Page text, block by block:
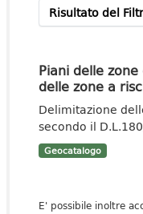
Risultato del
Piani delle
delle zone a
Delimitazione
secondo il
Geocatalogo
E' possibile inoltre